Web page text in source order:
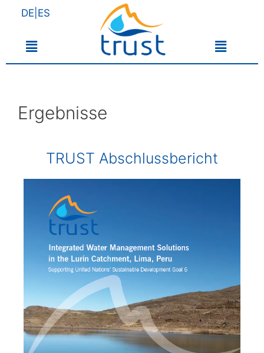
DE|ES
Ergebnisse
TRUST Abschlussbericht